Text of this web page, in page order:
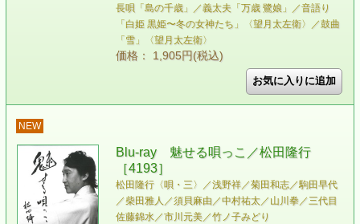
長唄「島の千歳」／義太夫「万歳 鷺娘」／音語り
「白姫 黒姫〜冬の女神たち」〈望月太左衛〉／鼓曲
「雪」〈望月太左衛〉
価格： 1,905円(税込)
NEW
Blu-ray 魅せる唄っこ／松田隆行
［4193］
松田隆行〈唄・三〉／浅野祥／菊田和志／駒田早代
／柴田雅人／須貝麻由／中村祐太／山川拳／三代目
佐藤錦水／市川元美／竹ノ子みどり